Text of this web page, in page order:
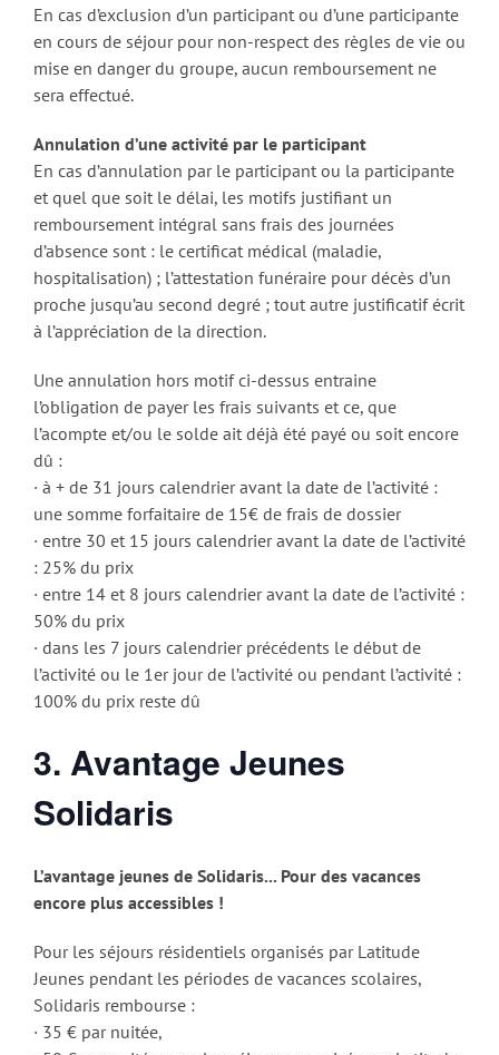
En cas d’exclusion d’un participant ou d’une participante
en cours de séjour pour non-respect des règles de vie ou
mise en danger du groupe, aucun remboursement ne
sera effectué.
Annulation d’une activité par le participant
En cas d’annulation par le participant ou la participante
et quel que soit le délai, les motifs justifiant un
remboursement intégral sans frais des journées
d’absence sont : le certificat médical (maladie,
hospitalisation) ; l’attestation funéraire pour décès d’un
proche jusqu’au second degré ; tout autre justificatif écrit
à l’appréciation de la direction.
Une annulation hors motif ci-dessus entraine
l’obligation de payer les frais suivants et ce, que
l’acompte et/ou le solde ait déjà été payé ou soit encore
dû :
· à + de 31 jours calendrier avant la date de l’activité :
une somme forfaitaire de 15€ de frais de dossier
· entre 30 et 15 jours calendrier avant la date de l’activité
: 25% du prix
· entre 14 et 8 jours calendrier avant la date de l’activité :
50% du prix
· dans les 7 jours calendrier précédents le début de
l’activité ou le 1er jour de l’activité ou pendant l’activité :
100% du prix reste dû
3. Avantage Jeunes
Solidaris
L’avantage jeunes de Solidaris... Pour des vacances
encore plus accessibles !
Pour les séjours résidentiels organisés par Latitude
Jeunes pendant les périodes de vacances scolaires,
Solidaris rembourse :
· 35 € par nuitée,